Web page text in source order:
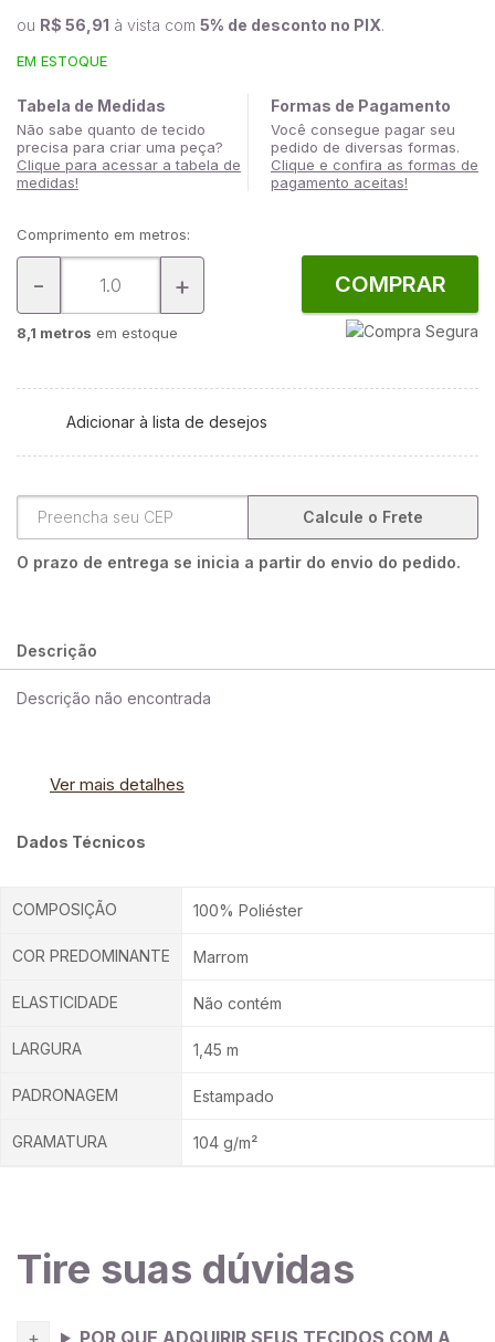
ou R$ 56,91 à vista com 5% de desconto no PIX.
EM ESTOQUE
Tabela de Medidas
Não sabe quanto de tecido
precisa para criar uma peça?
Clique para acessar a tabela de
medidas!
Formas de Pagamento
Você consegue pagar seu
pedido de diversas formas.
Clique e confira as formas de
pagamento aceitas!
Comprimento em metros:
- +
8,1 metros em estoque
COMPRAR
Adicionar à lista de desejos
Calcule o Frete
O prazo de entrega se inicia a partir do envio do pedido.
Descrição
Descrição não encontrada
Ver mais detalhes
Dados Técnicos
COMPOSIÇÃO 100% Poliéster
COR PREDOMINANTE Marrom
ELASTICIDADE Não contém
LARGURA 1,45 m
PADRONAGEM Estampado
GRAMATURA 104 g/m²
Tire suas dúvidas
POR QUE ADQUIRIR SEUS TECIDOS COM A